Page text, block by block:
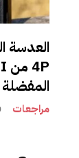
مراجعات